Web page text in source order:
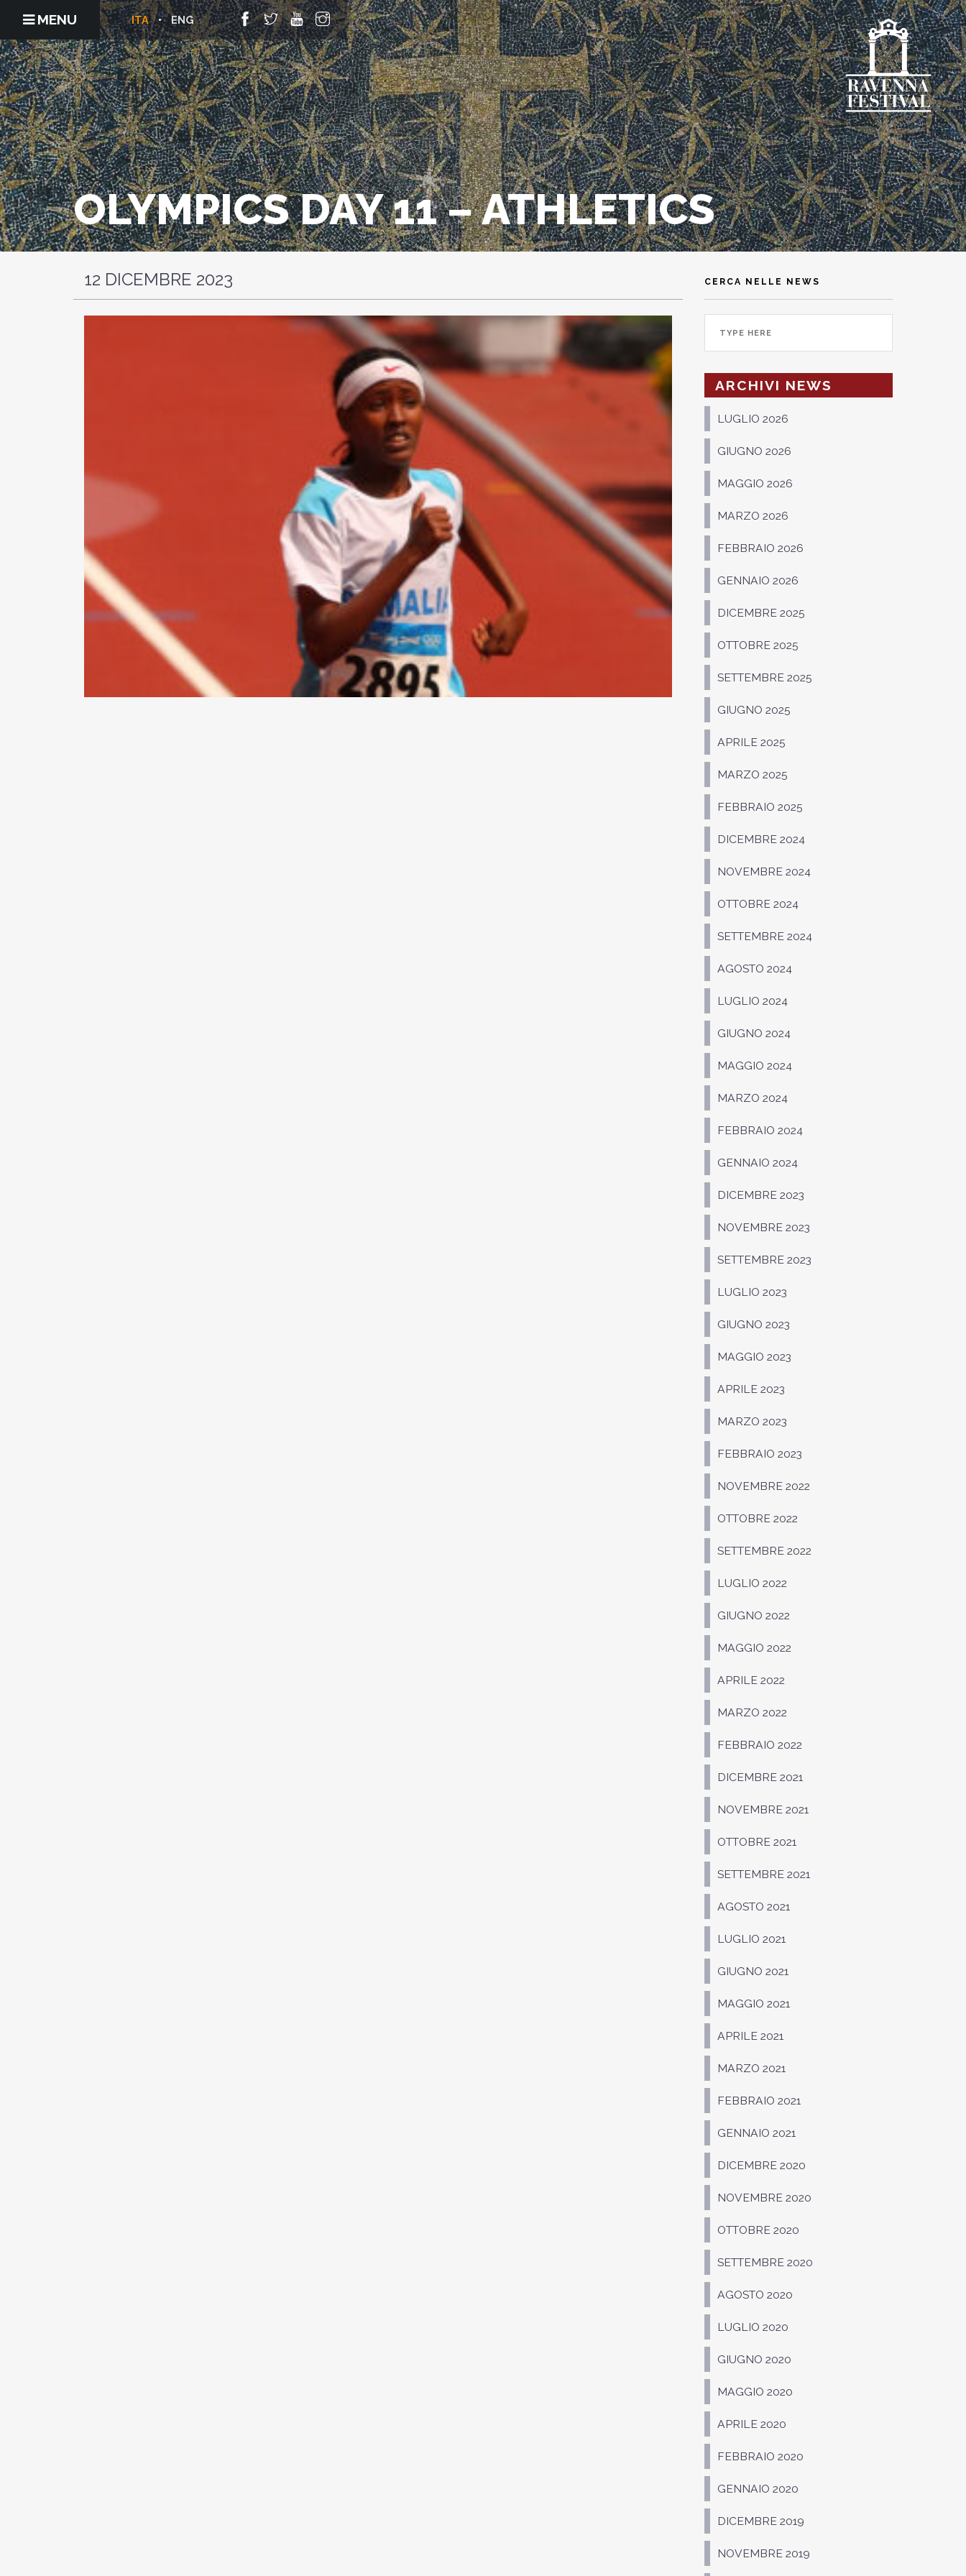
MENU ENG
ITA
OLYMPICS DAY 11 – ATHLETICS
12 DICEMBRE 2023 CERCA NELLE NEWS
ARCHIVI NEWS
LUGLIO 2026
GIUGNO 2026
MAGGIO 2026
MARZO 2026
FEBBRAIO 2026
GENNAIO 2026
DICEMBRE 2025
OTTOBRE 2025
SETTEMBRE 2025
GIUGNO 2025
APRILE 2025
MARZO 2025
FEBBRAIO 2025
DICEMBRE 2024
NOVEMBRE 2024
OTTOBRE 2024
SETTEMBRE 2024
AGOSTO 2024
LUGLIO 2024
GIUGNO 2024
MAGGIO 2024
MARZO 2024
FEBBRAIO 2024
GENNAIO 2024
DICEMBRE 2023
NOVEMBRE 2023
SETTEMBRE 2023
LUGLIO 2023
GIUGNO 2023
MAGGIO 2023
APRILE 2023
MARZO 2023
FEBBRAIO 2023
NOVEMBRE 2022
OTTOBRE 2022
SETTEMBRE 2022
LUGLIO 2022
GIUGNO 2022
MAGGIO 2022
APRILE 2022
MARZO 2022
FEBBRAIO 2022
DICEMBRE 2021
NOVEMBRE 2021
OTTOBRE 2021
SETTEMBRE 2021
AGOSTO 2021
LUGLIO 2021
GIUGNO 2021
MAGGIO 2021
APRILE 2021
MARZO 2021
FEBBRAIO 2021
GENNAIO 2021
DICEMBRE 2020
NOVEMBRE 2020
OTTOBRE 2020
SETTEMBRE 2020
AGOSTO 2020
LUGLIO 2020
GIUGNO 2020
MAGGIO 2020
APRILE 2020
FEBBRAIO 2020
GENNAIO 2020
DICEMBRE 2019
NOVEMBRE 2019